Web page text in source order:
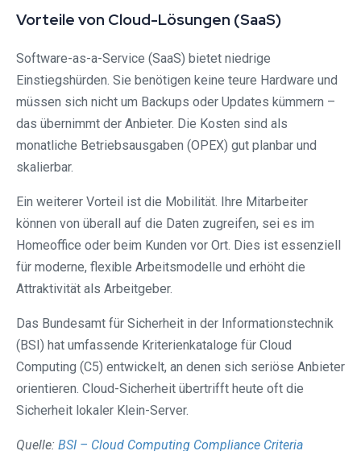
Vorteile von Cloud-Lösungen (SaaS)
Software-as-a-Service (SaaS) bietet niedrige
Einstiegshürden. Sie benötigen keine teure Hardware und
müssen sich nicht um Backups oder Updates kümmern –
das übernimmt der Anbieter. Die Kosten sind als
monatliche Betriebsausgaben (OPEX) gut planbar und
skalierbar.
Ein weiterer Vorteil ist die Mobilität. Ihre Mitarbeiter
können von überall auf die Daten zugreifen, sei es im
Homeoffice oder beim Kunden vor Ort. Dies ist essenziell
für moderne, flexible Arbeitsmodelle und erhöht die
Attraktivität als Arbeitgeber.
Das Bundesamt für Sicherheit in der Informationstechnik
(BSI) hat umfassende Kriterienkataloge für Cloud
Computing (C5) entwickelt, an denen sich seriöse Anbieter
orientieren. Cloud-Sicherheit übertrifft heute oft die
Sicherheit lokaler Klein-Server.
Quelle: BSI – Cloud Computing Compliance Criteria